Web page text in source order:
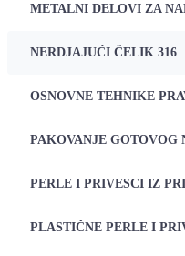
METALNI DELOVI ZA
NERDJAJUĆI ČELIK 316
OSNOVNE TEHNIKE
PAKOVANJE
PERLE I PRIVESCI IZ
PLASTIČNE PERLE I